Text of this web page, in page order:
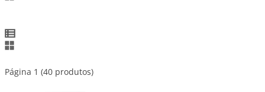
Página 1 (40 produtos)